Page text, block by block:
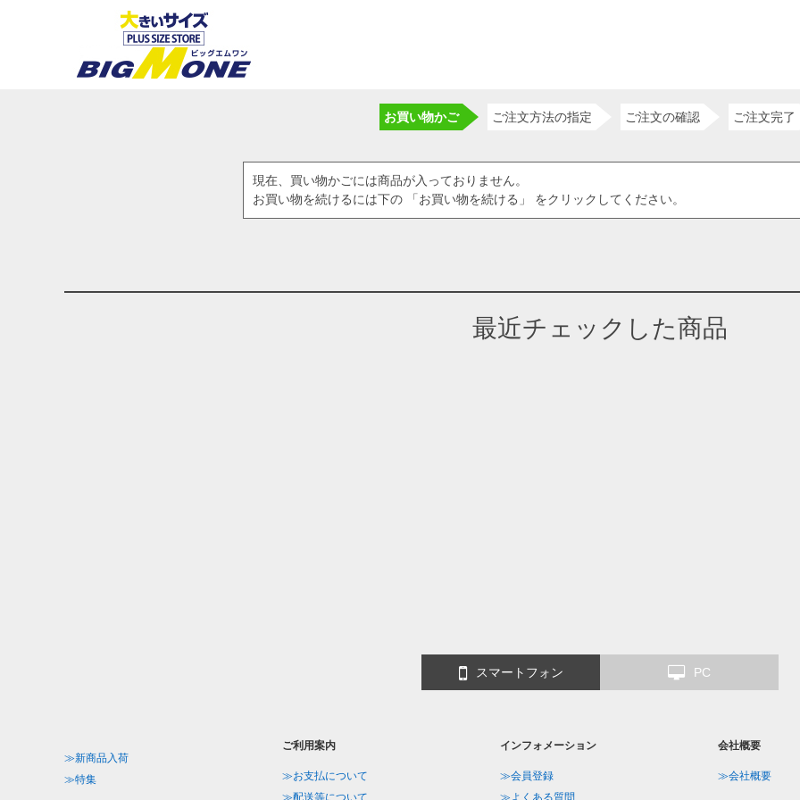
お買い物かご ご注文方法の指定 ご注文の確認 ご注文完了
現在、買い物かごには商品が入っておりません。
お買い物を続けるには下の 「お買い物を続ける」 をクリックしてください。
最近チェックした商品
スマートフォン PC
≫新商品入荷
≫特集
ご利用案内
≫お支払について
≫配送等について
インフォメーション
≫会員登録
≫よくある質問
会社概要
≫会社概要